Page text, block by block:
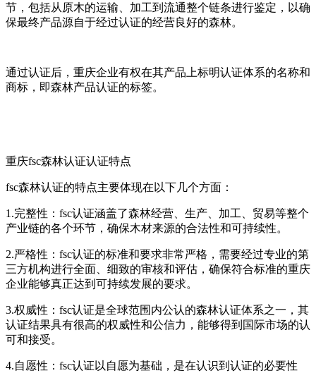
节，包括从原木的运输、加工到流通整个链条进行鉴定，以确
保最终产品源自于经过认证的经营良好的森林。
通过认证后，重庆企业有权在其产品上标明认证体系的名称和
商标，即森林产品认证的标签。
重庆fsc森林认证认证特点
fsc森林认证的特点主要体现在以下几个方面：
1.完整性：fsc认证涵盖了森林经营、生产、加工、贸易等整个
产业链的各个环节，确保木材来源的合法性和可持续性。
2.严格性：fsc认证的标准和要求非常严格，需要经过专业的第
三方机构进行全面、细致的审核和评估，确保符合标准的重庆
企业能够真正达到可持续发展的要求。
3.权威性：fsc认证是全球范围内公认的森林认证体系之一，其
认证结果具有很高的权威性和公信力，能够得到国际市场的认
可和接受。
4.自愿性：fsc认证以自愿为基础，是在认识到认证的必要性